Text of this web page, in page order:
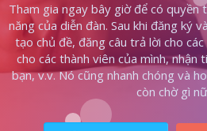
Tham gia ngay bây giờ để có quyền
năng của diễn đàn. Sau khi đăng ký
tạo chủ đề, đăng câu trả lời cho
cho các thành viên của mình, nhận
bạn, v.v. Nó cũng nhanh chóng và
còn chờ gì